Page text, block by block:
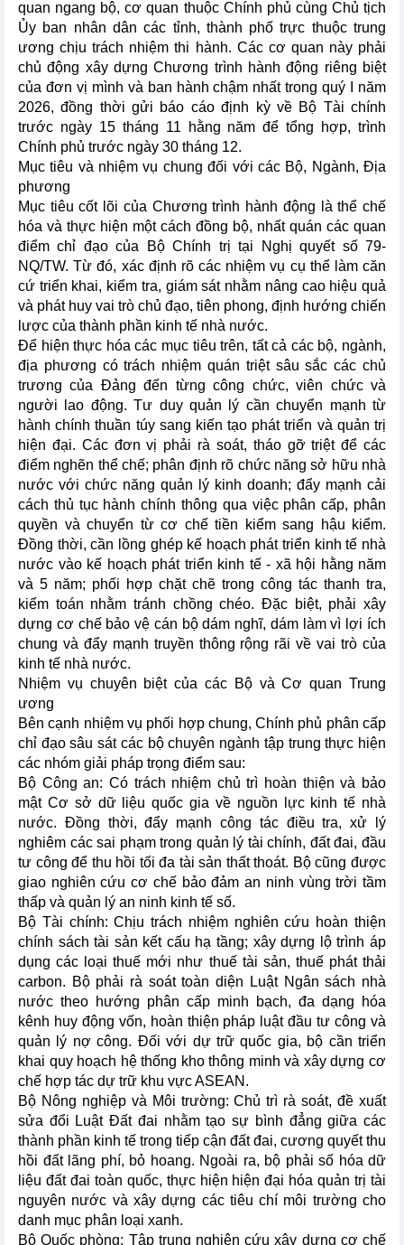
quan ngang bộ, cơ quan thuộc Chính phủ cùng Chủ tịch
Ủy ban nhân dân các tỉnh, thành phố trực thuộc trung
ương chịu trách nhiệm thi hành. Các cơ quan này phải
chủ động xây dựng Chương trình hành động riêng biệt
của đơn vị mình và ban hành chậm nhất trong quý I năm
2026, đồng thời gửi báo cáo định kỳ về Bộ Tài chính
trước ngày 15 tháng 11 hằng năm để tổng hợp, trình
Chính phủ trước ngày 30 tháng 12.
Mục tiêu và nhiệm vụ chung đối với các Bộ, Ngành, Địa
phương
Mục tiêu cốt lõi của Chương trình hành động là thể chế
hóa và thực hiện một cách đồng bộ, nhất quán các quan
điểm chỉ đạo của Bộ Chính trị tại Nghị quyết số 79-
NQ/TW. Từ đó, xác định rõ các nhiệm vụ cụ thể làm căn
cứ triển khai, kiểm tra, giám sát nhằm nâng cao hiệu quả
và phát huy vai trò chủ đạo, tiên phong, định hướng chiến
lược của thành phần kinh tế nhà nước.
Để hiện thực hóa các mục tiêu trên, tất cả các bộ, ngành,
địa phương có trách nhiệm quán triệt sâu sắc các chủ
trương của Đảng đến từng công chức, viên chức và
người lao động. Tư duy quản lý cần chuyển mạnh từ
hành chính thuần túy sang kiến tạo phát triển và quản trị
hiện đại. Các đơn vị phải rà soát, tháo gỡ triệt để các
điểm nghẽn thể chế; phân định rõ chức năng sở hữu nhà
nước với chức năng quản lý kinh doanh; đẩy mạnh cải
cách thủ tục hành chính thông qua việc phân cấp, phân
quyền và chuyển từ cơ chế tiền kiểm sang hậu kiểm.
Đồng thời, cần lồng ghép kế hoạch phát triển kinh tế nhà
nước vào kế hoạch phát triển kinh tế - xã hội hằng năm
và 5 năm; phối hợp chặt chẽ trong công tác thanh tra,
kiểm toán nhằm tránh chồng chéo. Đặc biệt, phải xây
dựng cơ chế bảo vệ cán bộ dám nghĩ, dám làm vì lợi ích
chung và đẩy mạnh truyền thông rộng rãi về vai trò của
kinh tế nhà nước.
Nhiệm vụ chuyên biệt của các Bộ và Cơ quan Trung
ương
Bên cạnh nhiệm vụ phối hợp chung, Chính phủ phân cấp
chỉ đạo sâu sát các bộ chuyên ngành tập trung thực hiện
các nhóm giải pháp trọng điểm sau:
Bộ Công an: Có trách nhiệm chủ trì hoàn thiện và bảo
mật Cơ sở dữ liệu quốc gia về nguồn lực kinh tế nhà
nước. Đồng thời, đẩy mạnh công tác điều tra, xử lý
nghiêm các sai phạm trong quản lý tài chính, đất đai, đầu
tư công để thu hồi tối đa tài sản thất thoát. Bộ cũng được
giao nghiên cứu cơ chế bảo đảm an ninh vùng trời tầm
thấp và quản lý an ninh kinh tế số.
Bộ Tài chính: Chịu trách nhiệm nghiên cứu hoàn thiện
chính sách tài sản kết cấu hạ tầng; xây dựng lộ trình áp
dụng các loại thuế mới như thuế tài sản, thuế phát thải
carbon. Bộ phải rà soát toàn diện Luật Ngân sách nhà
nước theo hướng phân cấp minh bạch, đa dạng hóa
kênh huy động vốn, hoàn thiện pháp luật đầu tư công và
quản lý nợ công. Đối với dự trữ quốc gia, bộ cần triển
khai quy hoạch hệ thống kho thông minh và xây dựng cơ
chế hợp tác dự trữ khu vực ASEAN.
Bộ Nông nghiệp và Môi trường: Chủ trì rà soát, đề xuất
sửa đổi Luật Đất đai nhằm tạo sự bình đẳng giữa các
thành phần kinh tế trong tiếp cận đất đai, cương quyết thu
hồi đất lãng phí, bỏ hoang. Ngoài ra, bộ phải số hóa dữ
liệu đất đai toàn quốc, thực hiện hiện đại hóa quản trị tài
nguyên nước và xây dựng các tiêu chí môi trường cho
danh mục phân loại xanh.
Bộ Quốc phòng: Tập trung nghiên cứu xây dựng cơ chế